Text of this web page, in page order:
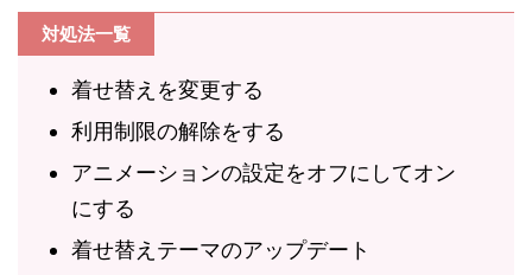
対処法一覧
着せ替えを変更する
利用制限の解除をする
アニメーションの設定をオフにしてオン
にする
着せ替えテーマのアップデート